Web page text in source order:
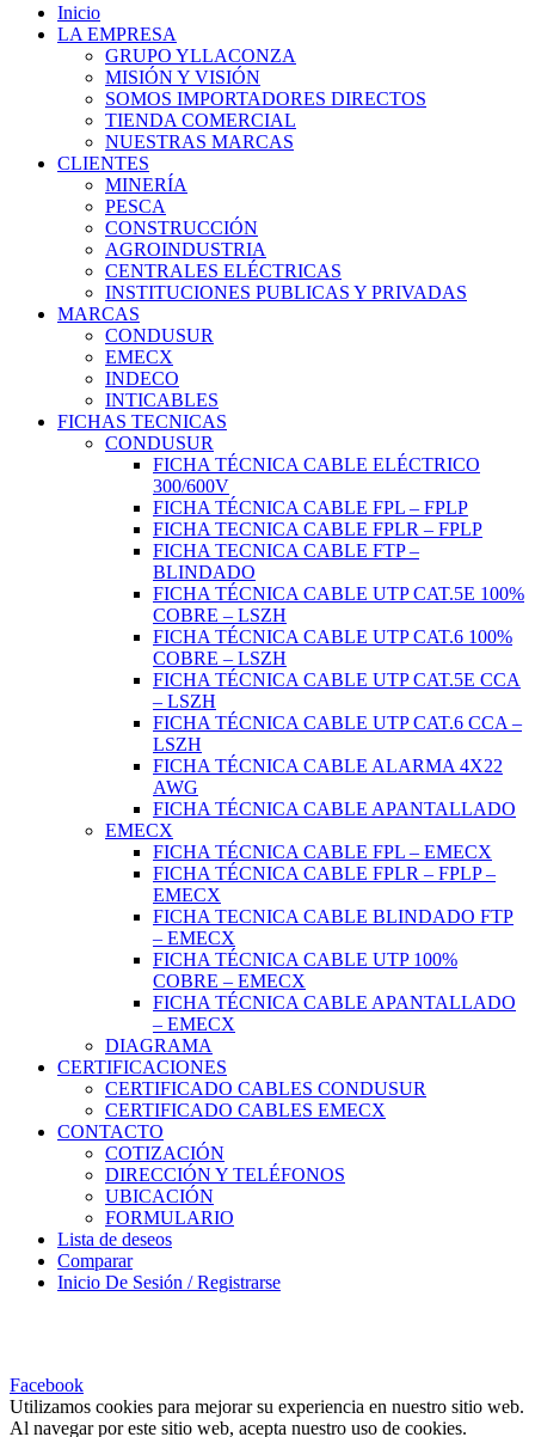
Inicio
LA EMPRESA
GRUPO YLLACONZA
MISIÓN Y VISIÓN
SOMOS IMPORTADORES DIRECTOS
TIENDA COMERCIAL
NUESTRAS MARCAS
CLIENTES
MINERÍA
PESCA
CONSTRUCCIÓN
AGROINDUSTRIA
CENTRALES ELÉCTRICAS
INSTITUCIONES PUBLICAS Y PRIVADAS
MARCAS
CONDUSUR
EMECX
INDECO
INTICABLES
FICHAS TECNICAS
CONDUSUR
FICHA TÉCNICA CABLE ELÉCTRICO
300/600V
FICHA TÉCNICA CABLE FPL – FPLP
FICHA TECNICA CABLE FPLR – FPLP
FICHA TECNICA CABLE FTP –
BLINDADO
FICHA TÉCNICA CABLE UTP CAT.5E 100%
COBRE – LSZH
FICHA TÉCNICA CABLE UTP CAT.6 100%
COBRE – LSZH
FICHA TÉCNICA CABLE UTP CAT.5E CCA
– LSZH
FICHA TÉCNICA CABLE UTP CAT.6 CCA –
LSZH
FICHA TÉCNICA CABLE ALARMA 4X22
AWG
FICHA TÉCNICA CABLE APANTALLADO
EMECX
FICHA TÉCNICA CABLE FPL – EMECX
FICHA TÉCNICA CABLE FPLR – FPLP –
EMECX
FICHA TECNICA CABLE BLINDADO FTP
– EMECX
FICHA TÉCNICA CABLE UTP 100%
COBRE – EMECX
FICHA TÉCNICA CABLE APANTALLADO
– EMECX
DIAGRAMA
CERTIFICACIONES
CERTIFICADO CABLES CONDUSUR
CERTIFICADO CABLES EMECX
CONTACTO
COTIZACIÓN
DIRECCIÓN Y TELÉFONOS
UBICACIÓN
FORMULARIO
Lista de deseos
Comparar
Inicio De Sesión / Registrarse
Facebook
Utilizamos cookies para mejorar su experiencia en nuestro sitio web.
Al navegar por este sitio web, acepta nuestro uso de cookies.